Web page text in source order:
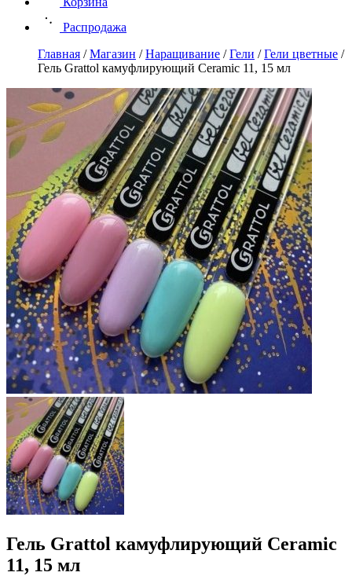
Распродажа
Главная /Магазин /Наращивание /Гели /Гели цветные /
Гель Grattol камуфлирующий Ceramic 11, 15 мл
Гель Grattol камуфлирующий Ceramic
11, 15 мл